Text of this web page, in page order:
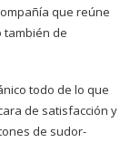
que reúne
también de
todo de lo que
de satisfacción y
de sudor-